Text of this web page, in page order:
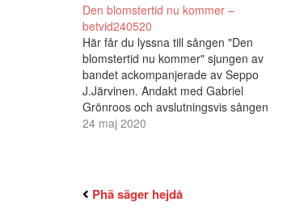
Den blomstertid nu kommer –
betvid240520
Här får du lyssna till sången "Den
blomstertid nu kommer" sjungen av
bandet ackompanjerade av Seppo
J.Järvinen. Andakt med Gabriel
Grönroos och avslutningsvis sången
"O store Gud" sjungen av Nils-
24 maj 2020
Phä säger hejdå